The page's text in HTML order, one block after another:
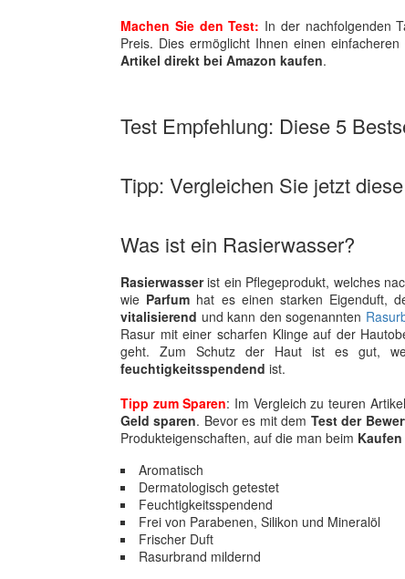
Machen Sie den Test: In der nachfolgenden
Preis. Dies ermöglicht Ihnen einen einfacheren
Artikel direkt bei Amazon kaufen.
Test Empfehlung: Diese 5
Tipp: Vergleichen Sie jetzt
Was ist ein Rasierwasser?
Rasierwasserist ein Pflegeprodukt, welches
wie Parfum hat es einen starken Eigenduft,
vitalisierend und kann den sogenannten
Rasur mit einer scharfen Klinge auf der
geht. Zum Schutz der Haut ist es gut,
feuchtigkeitsspendend ist.
Tipp zum Sparen: Im Vergleich zu teuren
Geld sparen. Bevor es mit dem Test der
Produkteigenschaften, auf die man beim
Aromatisch
Dermatologisch getestet
Feuchtigkeitsspendend
Frei von Parabenen, Silikon und Mineralöl
Frischer Duft
Rasurbrand mildernd